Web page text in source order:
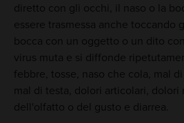
diretto con gli occhi, il naso o la
essere trasmessa anche toccando
bocca con un oggetto o un dito
virus muta e si diffonde
febbre, tosse, naso che cola, mal
mal di testa, dolori articolari, dolori
dell'olfatto o del gusto e diarrea.